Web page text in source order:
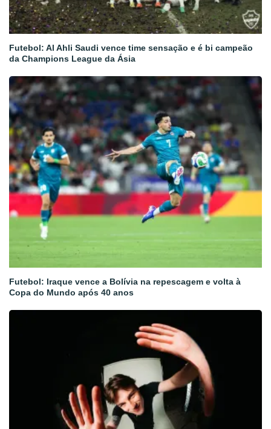
Futebol: Al Ahli Saudi vence time sensação e é bi campeão
da Champions League da Ásia
Futebol: Iraque vence a Bolívia na repescagem e volta à
Copa do Mundo após 40 anos